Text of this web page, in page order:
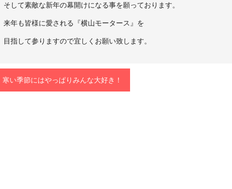
そして素敵な新年の幕開けになる事を願っております。
来年も皆様に愛される『横山モータース』を
目指して参りますので宜しくお願い致します。
寒い季節にはやっぱりみんな大好き！